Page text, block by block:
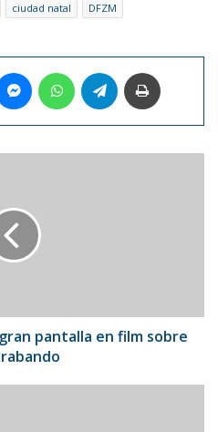
ciudad natal
DFZM
MessengerWhatsAppTelegram
pantalla en film sobre